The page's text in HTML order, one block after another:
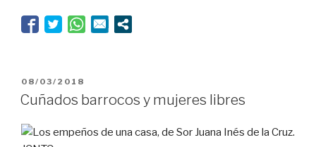
PUBLICADO
EL
08/03/2018
Cuñados barrocos y mujeres libres